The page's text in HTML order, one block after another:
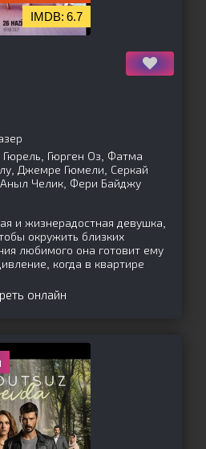
6.7
Гюрген Оз, Фатма
Джемре Гюмели, Серкай
Челик, Фери Байджу
и жизнерадостная девушка,
окружить близких
любимого она готовит ему
когда в квартире
онлайн